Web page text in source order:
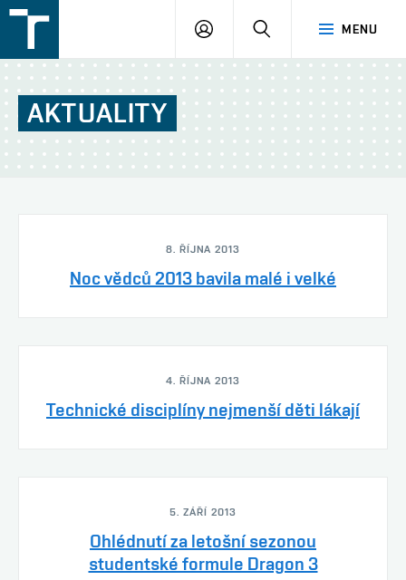
v
Brně
MENU
PŘIHLÁŠENÍ
AKTUALITY
8. ŘÍJNA 2013
Noc vědců 2013 bavila malé i velké
4. ŘÍJNA 2013
Technické disciplíny nejmenší děti lákají
5. ZÁŘÍ 2013
Ohlédnutí za letošní sezonou
studentské formule Dragon 3